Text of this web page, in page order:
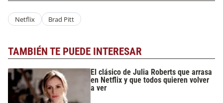
Netflix Brad Pitt
TAMBIÉN TE PUEDE INTERESAR
El clásico de Julia Roberts que arrasa
en Netflix y que todos quieren volver
a ver